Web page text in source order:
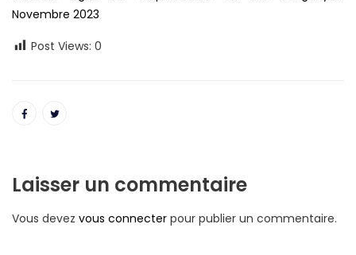
Novembre 2023
Post Views: 0
Laisser un commentaire
Vous devez vous connecter pour publier un commentaire.